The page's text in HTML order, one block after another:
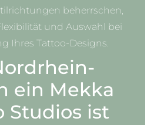
beherrschen,
und Auswahl bei
Ihres Tattoo-Designs.
ein Mekka
Studios ist